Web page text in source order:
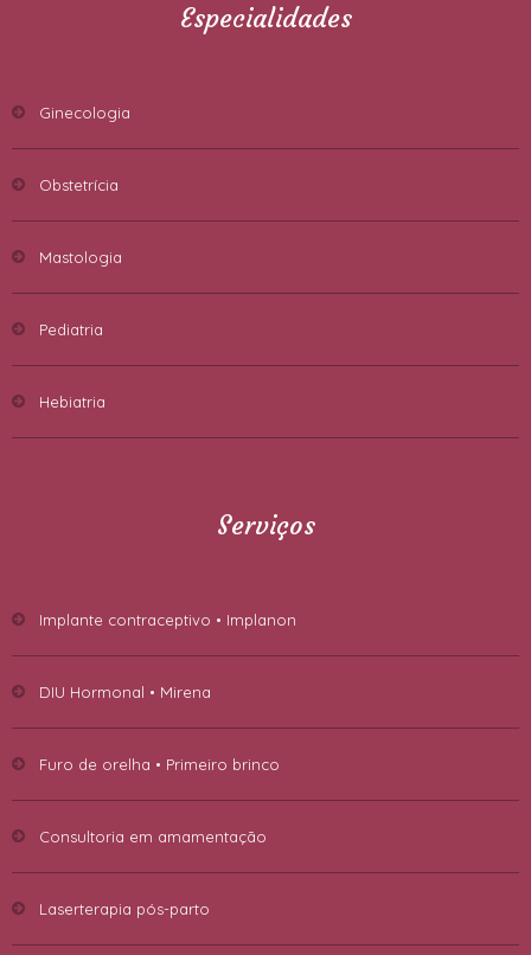
Especialidades
Ginecologia
Obstetrícia
Mastologia
Pediatria
Hebiatria
Serviços
Implante contraceptivo • Implanon
DIU Hormonal • Mirena
Furo de orelha • Primeiro brinco
Consultoria em amamentação
Laserterapia pós-parto